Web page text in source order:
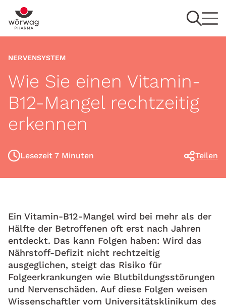
NERVENSYSTEM
Wie Sie einen Vitamin-
B12-Mangel rechtzeitig
erkennen
Lesezeit 7 Minuten Teilen
Ein Vitamin-B12-Mangel wird bei mehr als der
Hälfte der Betroffenen oft erst nach Jahren
entdeckt. Das kann Folgen haben: Wird das
Nährstoff-Defizit nicht rechtzeitig
ausgeglichen, steigt das Risiko für
Folgeerkrankungen wie Blutbildungsstörungen
und Nervenschäden. Auf diese Folgen weisen
Wissenschaftler vom Universitätsklinikum des